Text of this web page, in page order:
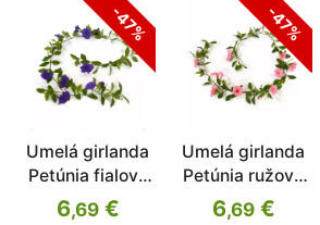
-47%
Umelá girlanda
Petúnia fialová
180 cm
6,69€
-47%
Umelá girlanda
Petúnia ružová
180 cm
6,69€